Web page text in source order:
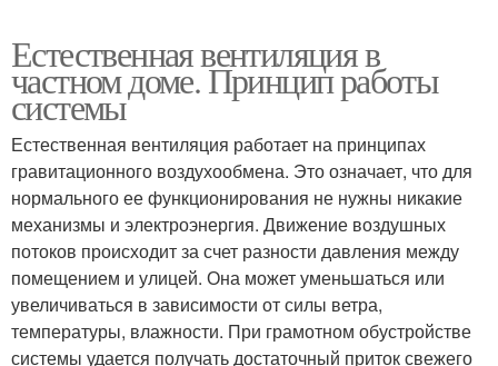
Естественная вентиляция в
частном доме. Принцип работы
системы
Естественная вентиляция работает на принципах
гравитационного воздухообмена. Это означает, что для
нормального ее функционирования не нужны никакие
механизмы и электроэнергия. Движение воздушных
потоков происходит за счет разности давления между
помещением и улицей. Она может уменьшаться или
увеличиваться в зависимости от силы ветра,
температуры, влажности. При грамотном обустройстве
системы удается получать достаточный приток свежего